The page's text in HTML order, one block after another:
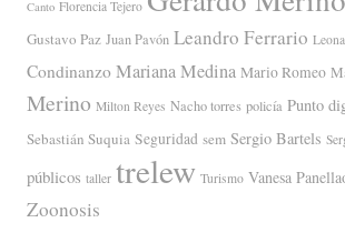
Canto Florencia Tejero
Gustavo Paz Juan Pavón Leandro Ferrario
Condinanzo Mariana Medina Mario Romeo
Merino Milton Reyes Nacho torres policía Punto
Sebastián Suquia Seguridad sem Sergio Bartels
públicos taller trelew Turismo Vanesa
Zoonosis